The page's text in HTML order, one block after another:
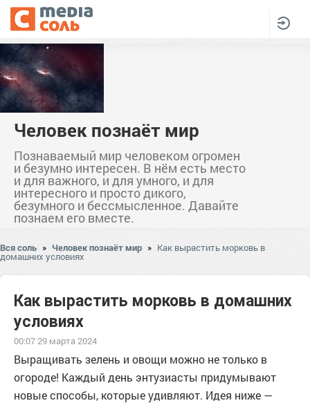
Человек познаёт мир
Познаваемый мир человеком огромен
и безумно интересен. В нём есть место
и для важного, и для умного, и для
интересного и просто дикого,
безумного и бессмысленное. Давайте
познаем его вместе.
Вся соль » Человек познаёт мир » Как вырастить морковь в
домашних условиях
Как вырастить морковь в домашних
условиях
00:07 29 марта 2024
Выращивать зелень и овощи можно не только в
огороде! Каждый день энтузиасты придумывают
новые способы, которые удивляют. Идея ниже —